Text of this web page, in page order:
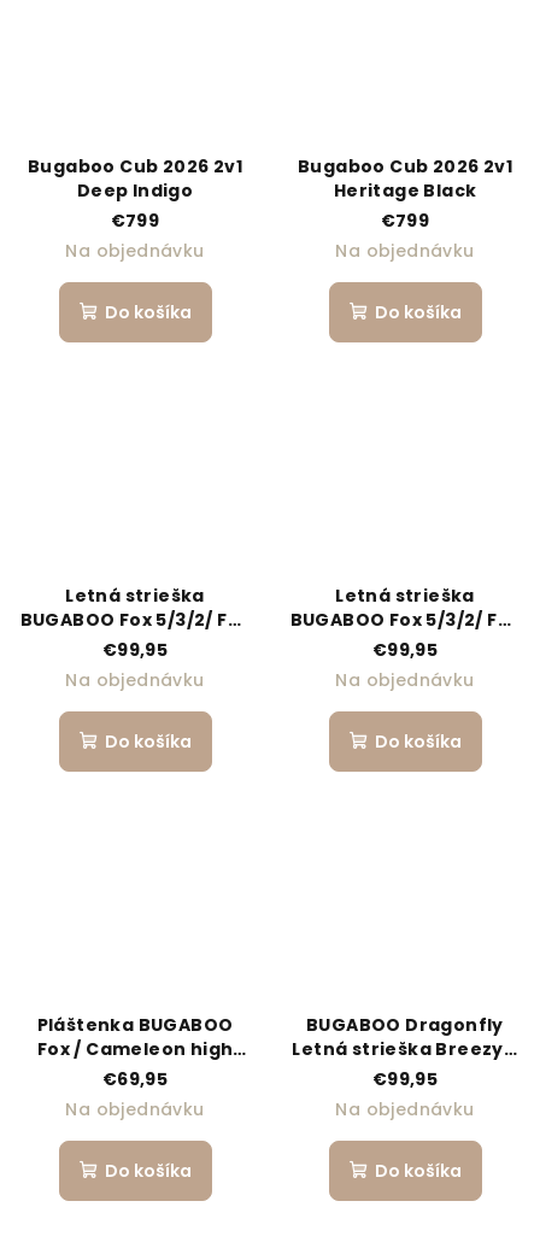
Bugaboo Cub 2026 2v1
Deep Indigo
€799
Na objednávku
Do košíka
Bugaboo Cub 2026 2v1
Heritage Black
€799
Na objednávku
Do košíka
Letná strieška
BUGABOO Fox 5/3/2/ Fox
Cub / Cameleon 3
Breezy V2 - Morning
Pink
€99,95
Na objednávku
Do košíka
Letná strieška
BUGABOO Fox 5/3/2/ Fox
Cub / Cameleon 3
Breezy V2 - Seaside
Blue
€99,95
Na objednávku
Do košíka
Pláštenka BUGABOO
Fox / Cameleon high
performance
€69,95
Na objednávku
Do košíka
BUGABOO Dragonfly
Letná strieška Breezy -
DARK CHERRY
€99,95
Na objednávku
Do košíka